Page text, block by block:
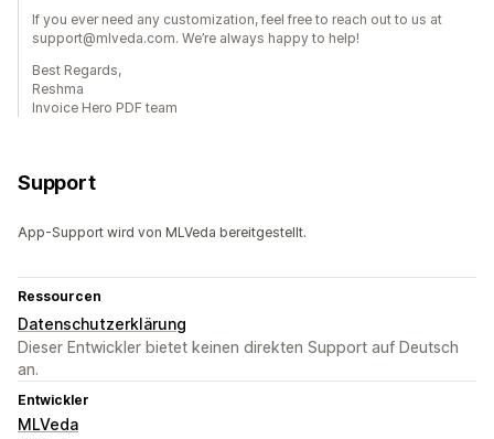
If you ever need any customization, feel free to reach out to us at
support@mlveda.com. We’re always happy to help!
Best Regards,
Reshma
Invoice Hero PDF team
Support
App-Support wird von MLVeda bereitgestellt.
Ressourcen
Datenschutzerklärung
Dieser Entwickler bietet keinen direkten Support auf Deutsch
an.
Entwickler
MLVeda